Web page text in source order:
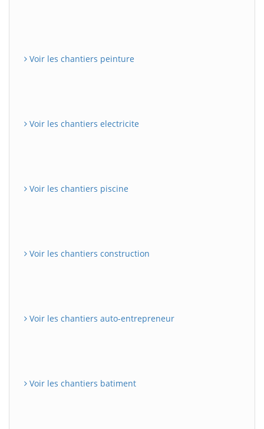
Voir les chantiers peinture
Voir les chantiers electricite
Voir les chantiers piscine
Voir les chantiers construction
Voir les chantiers auto-entrepreneur
Voir les chantiers batiment